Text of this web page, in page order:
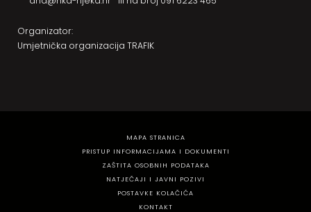
Organizator:
Umjetnička organizacija TRAFIK
MAPA STRANICA
PRISTUP INFORMACIJAMA I DOKUMENTI
ZAŠTITA OSOBNIH PODATAKA
NATJEČAJI I JAVNI POZIVI
POSTAVKE KOLAČIĆA
KONTAKT